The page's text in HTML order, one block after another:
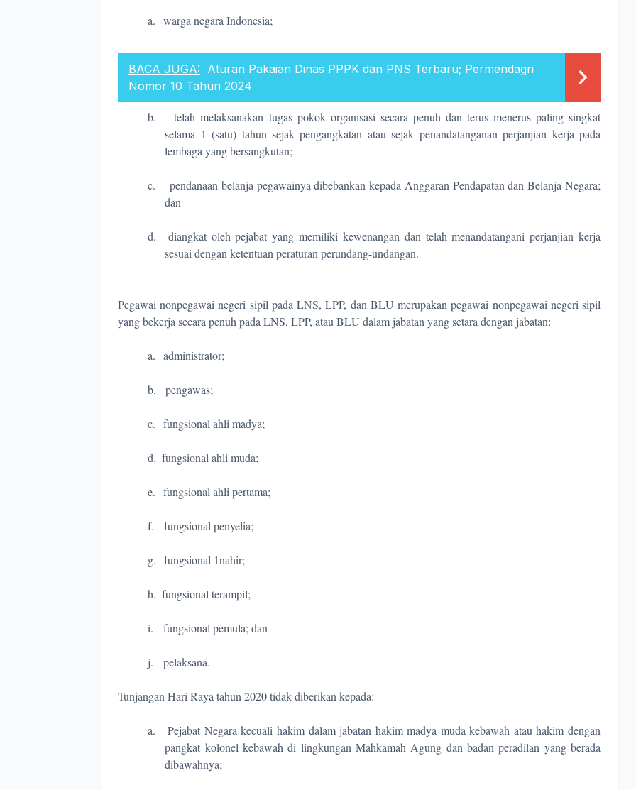
a. warga negara Indonesia;
BACA JUGA: Aturan Pakaian Dinas PPPK dan PNS Terbaru; Permendagri
Nomor 10 Tahun 2024
b.
telah melaksanakan tugas pokok organisasi secara penuh dan terus menerus paling singkat
selama 1 (satu) tahun sejak pengangkatan atau sejak penandatanganan perjanjian kerja pada
lembaga yang bersangkutan;
c.
pendanaan belanja pegawainya dibebankan kepada Anggaran Pendapatan dan Belanja Negara;
dan
d.
diangkat oleh pejabat yang memiliki kewenangan dan telah menandatangani perjanjian kerja
sesuai dengan ketentuan peraturan perundang-undangan.
Pegawai nonpegawai negeri sipil pada LNS, LPP, dan BLU merupakan pegawai nonpegawai negeri sipil
yang bekerja secara penuh pada LNS, LPP, atau BLU dalam jabatan yang setara dengan jabatan:
a. administrator;
b. pengawas;
c. fungsional ahli madya;
d. fungsional ahli muda;
e. fungsional ahli pertama;
f. fungsional penyelia;
g. fungsional 1nahir;
h. fungsional terampil;
i. fungsional pemula; dan
j. pelaksana.
Tunjangan Hari Raya tahun 2020 tidak diberikan kepada:
a.
Pejabat Negara kecuali hakim dalam jabatan hakim madya muda kebawah atau hakim dengan
pangkat kolonel kebawah di lingkungan Mahkamah Agung dan badan peradilan yang berada
dibawahnya;